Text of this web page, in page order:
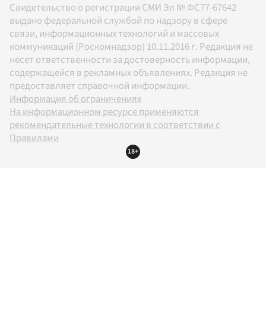
Свидетельство о регистрации СМИ Эл № ФС77-67642
выдано федеральной службой по надзору в сфере
связи, информационных технологий и массовых
коммуникаций (Роскомнадзор) 10.11.2016 г. Редакция не
несет ответственности за достоверность информации,
содержащейся в рекламных объявлениях. Редакция не
предоставляет справочной информации.
Информация об ограничениях
На информационном ресурсе применяются
рекомендательные технологии в соответствии с
Правилами
18+